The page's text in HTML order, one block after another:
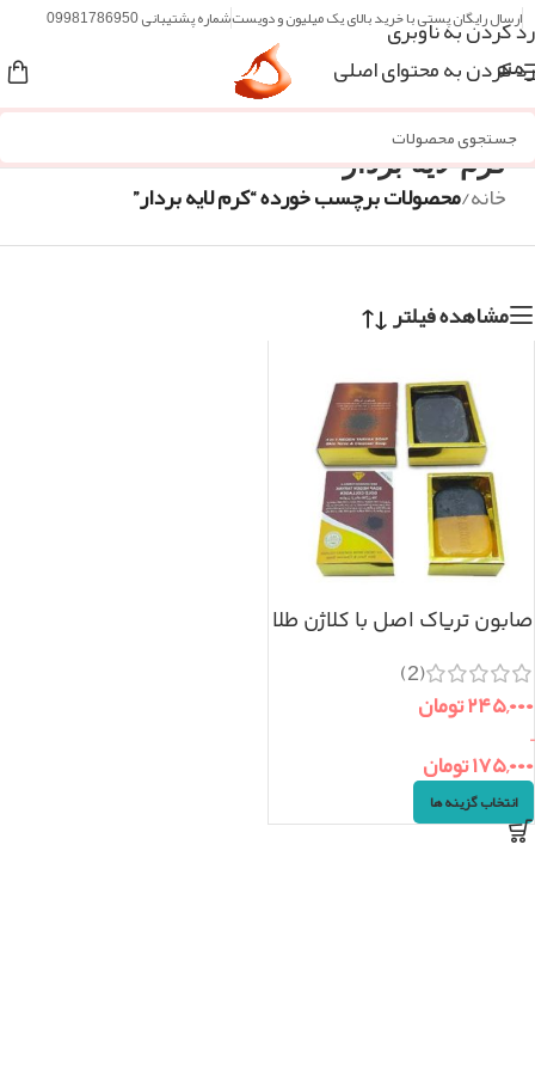
رد کردن به ناوبری
رد کردن به محتوای اصلی
ارسال رایگان پستی با خرید بالای یک میلیون و دویستشماره پشتیبانی 09981786950
منو
کرم لایه بردار
خانه/محصولات برچسب خورده “کرم لایه بردار”
مشاهده فیلتر
صابون تریاک اصل با کلاژن طلا
(2)
۲۴۵,۰۰۰تومان
–
۱۷۵,۰۰۰تومان
انتخاب گزینه ها